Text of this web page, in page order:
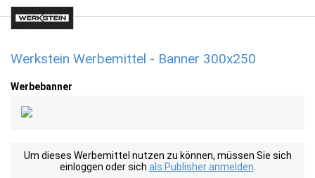
Werkstein Werbemittel - Banner 300x250
Werbebanner
Um dieses Werbemittel nutzen zu können, müssen Sie sich
einloggen oder sich als Publisher anmelden